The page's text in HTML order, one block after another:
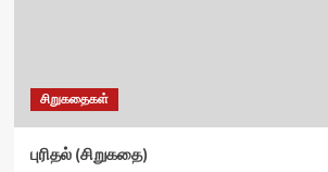
சிறுகதைகள்
புரிதல் (சிறுகதை)